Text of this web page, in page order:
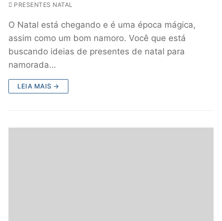
PRESENTES NATAL
O Natal está chegando e é uma época mágica,
assim como um bom namoro. Você que está
buscando ideias de presentes de natal para
namorada…
LEIA MAIS →